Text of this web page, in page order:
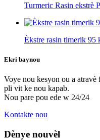
Turmeric Rasin ekstrè
Èkstre rasin timerik 95
Ekri baynou
Voye nou kesyon ou a
pli vit ke nou kapab.
Nou pare pou ede w 24/24
Kontakte nou
Dènye nouvèl